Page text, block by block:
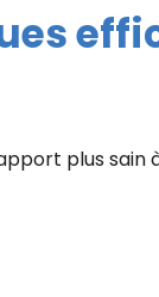
plus sain